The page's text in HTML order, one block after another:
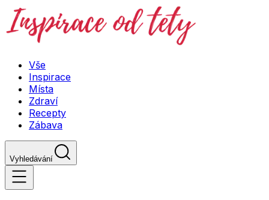
Vše
Inspirace
Místa
Zdraví
Recepty
Zábava
Vyhledávání